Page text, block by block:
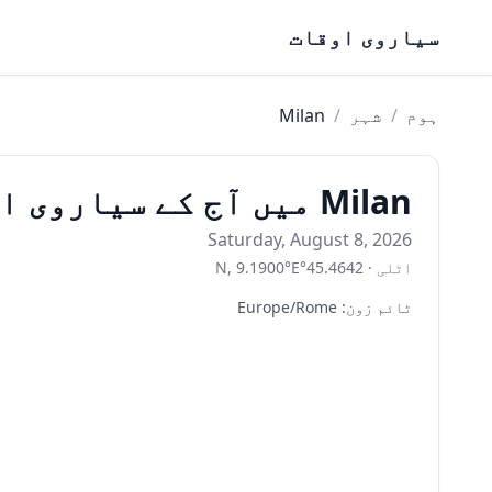
سیاروی اوقات
ہوم / شہر /
Milan
Milan میں آج کے سیاروی اوقات
Saturday, August 8, 2026
اٹلی ·
45.4642
°
N, 9.1900°E
ٹائم زون:
Europe/Rome